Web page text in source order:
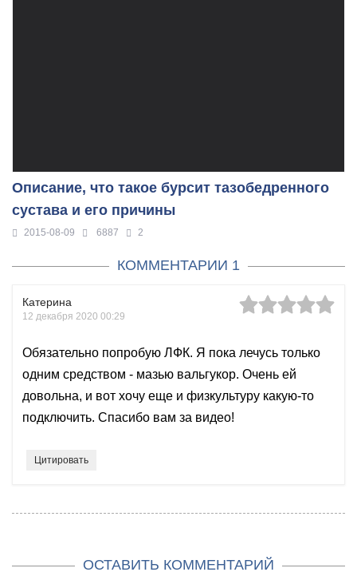
Описание, что такое бурсит тазобедренного
сустава и его причины
2015-08-09 6887 2
КОММЕНТАРИИ 1
Катерина
12 декабря 2020 00:29
Обязательно попробую ЛФК. Я пока лечусь только
одним средством - мазью вальгукор. Очень ей
довольна, и вот хочу еще и физкультуру какую-то
подключить. Спасибо вам за видео!
Цитировать
ОСТАВИТЬ КОММЕНТАРИЙ